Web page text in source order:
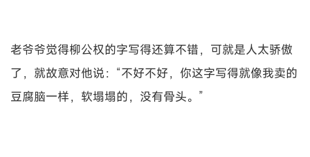
老爷爷觉得柳公权的字写得还算不错，可就是人太骄傲
了，就故意对他说：“不好不好，你这字写得就像我卖的
豆腐脑一样，软塌塌的，没有骨头。”